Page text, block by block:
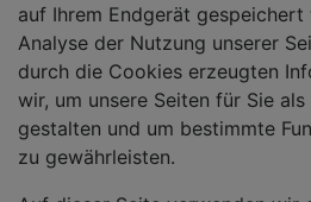
auf Ihrem Endgerät gespeichert
Analyse der Nutzung unserer
durch die Cookies erzeugten
wir, um unsere Seiten für Sie
gestalten und um bestimmte
zu gewährleisten.